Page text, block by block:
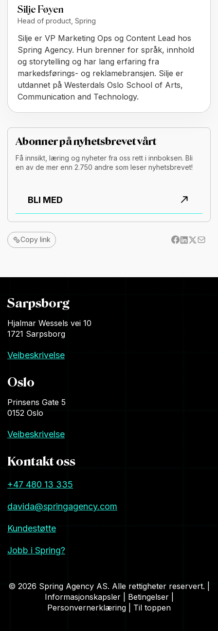
Silje Føyen
Head of product, Spring
Silje er VP Marketing Ops og Content Lead hos
Spring Agency. Hun brenner for språk, innhold
og storytelling og har lang erfaring fra
markedsførings- og reklamebransjen. Silje er
utdannet på Westerdals Oslo School of Arts,
Communication and Technology.
Abonner på nyhetsbrevet vårt
Få innsikt, læring og nyheter fra oss rett i innboksen. Bli
en av de mer enn 2.750 andre som leser nyhetsbrevet!
BLI MED
Copy link
Sarpsborg
Hjalmar Wessels vei 10
1721 Sarpsborg
Veibeskrivelse
Oslo
Prinsens Gate 5
0152 Oslo
Veibeskrivelse
Kontakt oss
+47 480 13 335
davida@springagency.com
Kundestøtte
Jobb i Spring?
© 2026 Spring Agency AS. Alle rettigheter reservert. |
Informasjonskapsler
Betingelser
Personvernerklæring
Til toppen